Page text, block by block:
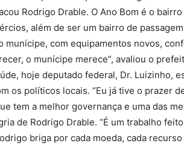
Rodrigo Drable. O Ano Bom é o
além de ser um bairro de
munícipe, com equipamentos novos,
o munícipe merece”, avaliou o
hoje deputado federal, Dr. Luizinho,
os políticos locais. “Eu já tive o prazer
tem a melhor governança e uma das
de Rodrigo Drable. “É um trabalho
briga por cada moeda, cada